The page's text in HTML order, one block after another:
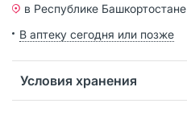
в Республике Башкортостане
В аптеку сегодня или позже
Условия хранения